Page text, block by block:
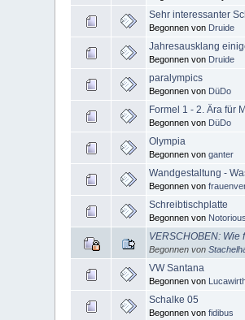
Sehr interessanter
Begonnen von Druide
Jahresausklang
Begonnen von Druide
paralympics
Begonnen von DüDo
Formel 1 - 2. Ära für
Begonnen von DüDo
Olympia
Begonnen vonganter
Wandgestaltung -
Begonnen von
Schreibtischplatte
Begonnen von Notorious
VERSCHOBEN:
Begonnen von
VW Santana
Begonnen von
Schalke 05
Begonnen vonfidibus